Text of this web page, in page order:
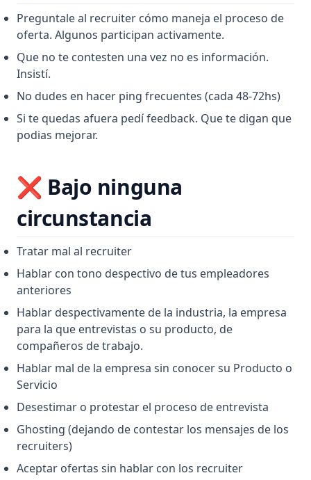
Preguntale al recruiter cómo maneja el proceso de
oferta. Algunos participan activamente.
Que no te contesten una vez no es información.
Insistí.
No dudes en hacer ping frecuentes (cada 48-72hs)
Si te quedas afuera pedí feedback. Que te digan que
podias mejorar.
❌ Bajo ninguna
circunstancia
Tratar mal al recruiter
Hablar con tono despectivo de tus empleadores
anteriores
Hablar despectivamente de la industria, la empresa
para la que entrevistas o su producto, de
compañeros de trabajo.
Hablar mal de la empresa sin conocer su Producto o
Servicio
Desestimar o protestar el proceso de entrevista
Ghosting (dejando de contestar los mensajes de los
recruiters)
Aceptar ofertas sin hablar con los recruiter